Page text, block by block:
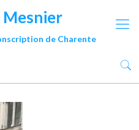
Mesnier
de Charente